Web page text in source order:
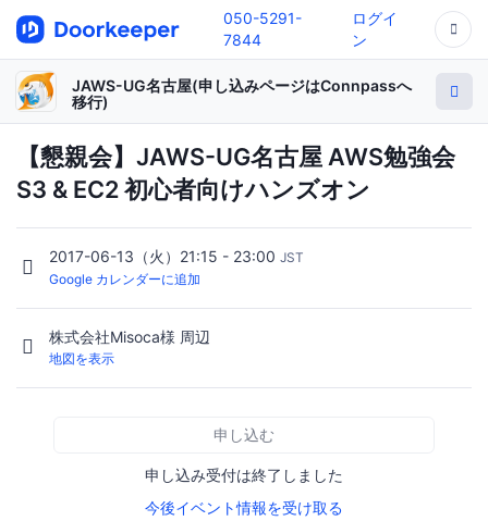
050-5291-
7844
ログイ
ン
JAWS-UG名古屋(申し込みページはConnpassへ
移行)
【懇親会】JAWS-UG名古屋 AWS勉強会
S3 & EC2 初心者向けハンズオン
2017-06-13（火）21:15 - 23:00 JST
Google カレンダーに追加
株式会社Misoca様 周辺
地図を表示
申し込む
申し込み受付は終了しました
今後イベント情報を受け取る